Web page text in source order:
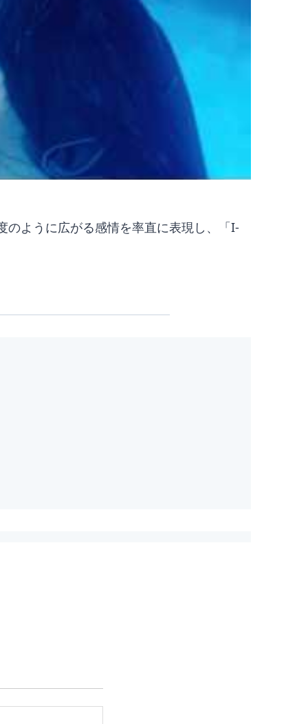
のように広がる感情を率直に表現し、「I-